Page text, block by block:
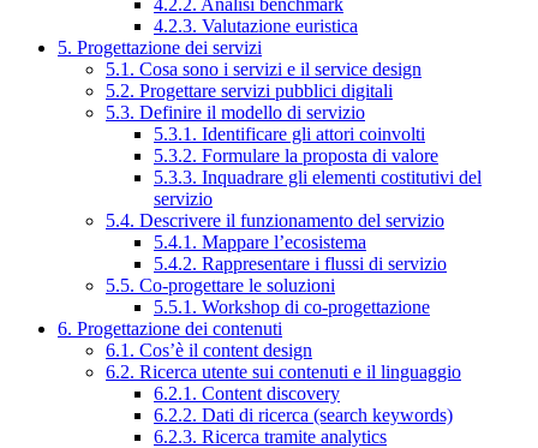
4.2.2. Analisi benchmark
4.2.3. Valutazione euristica
5. Progettazione dei servizi
5.1. Cosa sono i servizi e il service design
5.2. Progettare servizi pubblici digitali
5.3. Definire il modello di servizio
5.3.1. Identificare gli attori coinvolti
5.3.2. Formulare la proposta di valore
5.3.3. Inquadrare gli elementi costitutivi del
servizio
5.4. Descrivere il funzionamento del servizio
5.4.1. Mappare l’ecosistema
5.4.2. Rappresentare i flussi di servizio
5.5. Co-progettare le soluzioni
5.5.1. Workshop di co-progettazione
6. Progettazione dei contenuti
6.1. Cos’è il content design
6.2. Ricerca utente sui contenuti e il linguaggio
6.2.1. Content discovery
6.2.2. Dati di ricerca (search keywords)
6.2.3. Ricerca tramite analytics